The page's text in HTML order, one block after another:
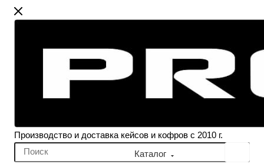
Производство и доставка кейсов и кофров с 2010 г.
Каталог